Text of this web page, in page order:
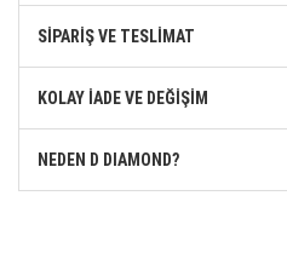
SİPARİŞ VE TESLİMAT
KOLAY İADE VE DEĞİŞİM
NEDEN D DIAMOND?